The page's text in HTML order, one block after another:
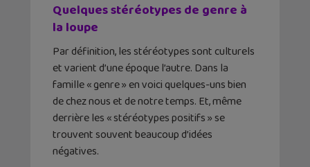
Quelques stéréotypes de genre à
la loupe
Par définition, les stéréotypes sont culturels
et varient d’une époque l’autre. Dans la
famille « genre » en voici quelques-uns bien
de chez nous et de notre temps. Et, même
derrière les « stéréotypes positifs » se
trouvent souvent beaucoup d’idées
négatives.